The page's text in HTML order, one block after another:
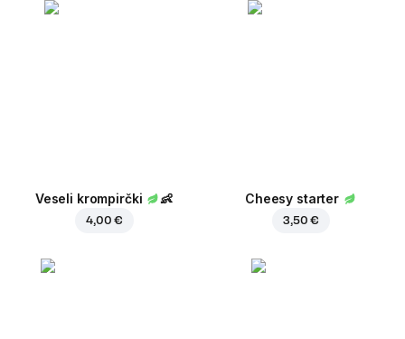
Veseli krompirčki 👶
4,00 €
Cheesy starter
3,50 €